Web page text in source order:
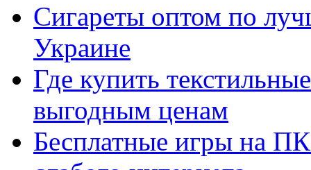
Сигареты оптом по
Украине
Где купить
выгодным ценам
Бесплатные игры на